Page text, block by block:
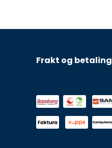
Frakt og betaling